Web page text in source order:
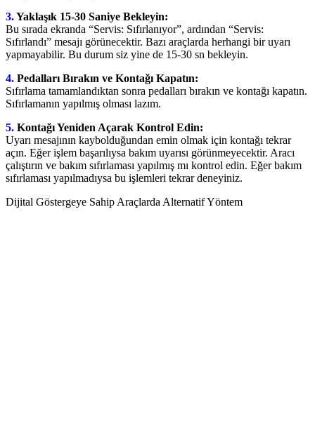
3.Yaklaşık 15-30 Saniye Bekleyin:
Bu sırada ekranda “Servis: Sıfırlanıyor”, ardından “Servis:
Sıfırlandı” mesajı görünecektir. Bazı araçlarda herhangi bir uyarı
yapmayabilir. Bu durum siz yine de 15-30 sn bekleyin.
4. Pedalları Bırakın ve Kontağı Kapatın:
Sıfırlama tamamlandıktan sonra pedalları bırakın ve kontağı kapatın.
Sıfırlamanın yapılmış olması lazım.
5. Kontağı Yeniden Açarak Kontrol Edin:
Uyarı mesajının kaybolduğundan emin olmak için kontağı tekrar
açın. Eğer işlem başarılıysa bakım uyarısı görünmeyecektir. Aracı
çalıştırın ve bakım sıfırlaması yapılmış mı kontrol edin. Eğer bakım
sıfırlaması yapılmadıysa bu işlemleri tekrar deneyiniz.
Dijital Göstergeye Sahip Araçlarda Alternatif Yöntem